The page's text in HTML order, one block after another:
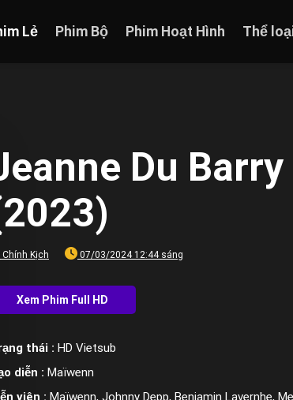
Lẻ Phim Bộ Phim Hoạt Hình Thể
Du
Chính Kịch 07/03/2024 12:44 sáng
thái : HD Vietsub
diễn : Maïwenn
viên : Maïwenn, Johnny Depp, Benjamin Lavernhe,